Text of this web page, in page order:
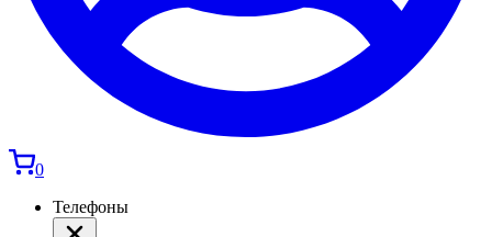
0
Телефоны